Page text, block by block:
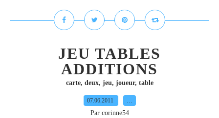
JEU TABLES
ADDITIONS
carte, deux, jeu, joueur, table
07.06.2011 …
Par corinne54